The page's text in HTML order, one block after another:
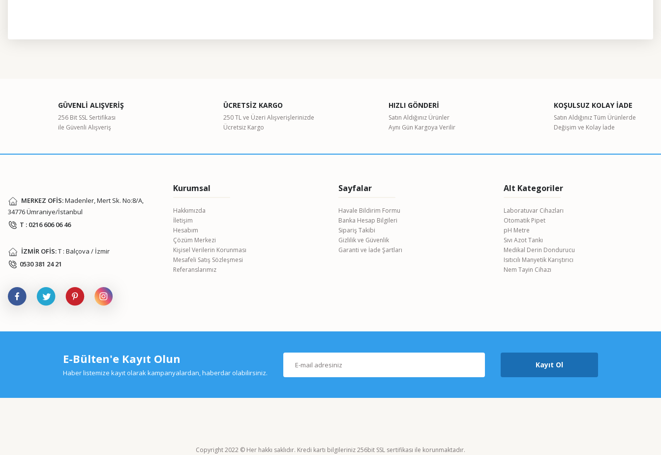
Ürün açıklamasında eksik bilgiler bulunuyor.
Ürün bilgilerinde hatalar bulunuyor.
Gönder
GÜVENLİ ALIŞVERİŞ
256 Bit SSL Sertifikası
ile Güvenli Alışveriş
ÜCRETSİZ KARGO
250 TL ve Üzeri Alışverişlerinizde
Ücretsiz Kargo
HIZLI GÖNDERİ
Satın Aldığınız Ürünler
Aynı Gün Kargoya Verilir
KOŞULSUZ KOLAY İADE
Satın Aldığınız Tüm Ürünlerde
Değişim ve Kolay İade
MERKEZ OFİS:Madenler, Mert Sk. No:8/A,
34776 Ümraniye/İstanbul
T : 0216 606 06 46
İZMİR OFİS:T : Balçova / İzmir
0530 381 24 21
Kurumsal
Hakkımızda
İletişim
Hesabım
Çözüm Merkezi
Kişisel Verilerin Korunması
Mesafeli Satış Sözleşmesi
Referanslarımız
Sayfalar
Havale Bildirim Formu
Banka Hesap Bilgileri
Sipariş Takibi
Gizlilik ve Güvenlik
Garanti ve İade Şartları
Alt Kategoriler
Laboratuvar Cihazları
Otomatik Pipet
pH Metre
Sıvı Azot Tankı
Medikal Derin Dondurucu
Isıtıcılı Manyetik Karıştırıcı
Nem Tayin Cihazı
E-Bülten'e Kayıt Olun
Haber listemize kayıt olarak kampanyalardan, haberdar olabilirsiniz.
Kayıt Ol
Copyright 2022 © Her hakkı saklıdır. Kredi kartı bilgileriniz 256bit SSL sertifikası ile korunmaktadır.